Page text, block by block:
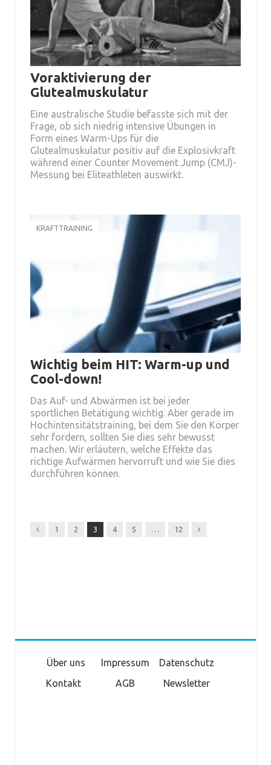
Voraktivierung der
Glutealmuskulatur
Eine australische Studie befasste sich mit der
Frage, ob sich niedrig intensive Übungen in
Form eines Warm-Ups für die
Glutealmuskulatur positiv auf die Explosivkraft
während einer Counter Movement Jump (CMJ)-
Messung bei Eliteathleten auswirkt.
KRAFTTRAINING
Wichtig beim HIT: Warm-up und
Cool-down!
Das Auf- und Abwärmen ist bei jeder
sportlichen Betätigung wichtig. Aber gerade im
Hochintensitätstraining, bei dem Sie den Körper
sehr fordern, sollten Sie dies sehr bewusst
machen. Wir erläutern, welche Effekte das
richtige Aufwärmen hervorruft und wie Sie dies
durchführen können.
Previous
1 2 3 4 5 12 Next
Über uns Impressum
Datenschutz
Kontakt
AGB Newsletter